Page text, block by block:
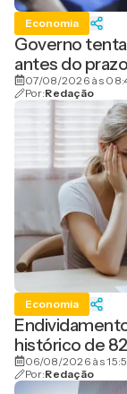
Economia
Governo
antes do
07/08/2026 às
Por:Redação
Economia
histórico de
06/08/2026 às
Por:Redação